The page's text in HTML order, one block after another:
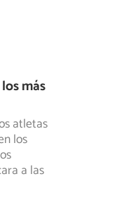
más
atletas
los
a las